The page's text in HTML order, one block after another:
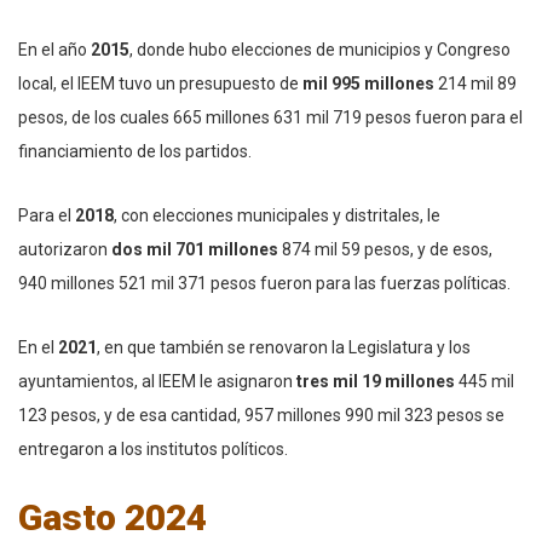
En el año 2015, donde hubo elecciones de municipios y Congreso
local, el IEEM tuvo un presupuesto de mil 995 millones 214 mil 89
pesos, de los cuales 665 millones 631 mil 719 pesos fueron para el
financiamiento de los partidos.
Para el 2018, con elecciones municipales y distritales, le
autorizaron dos mil 701 millones 874 mil 59 pesos, y de esos,
940 millones 521 mil 371 pesos fueron para las fuerzas políticas.
En el 2021, en que también se renovaron la Legislatura y los
ayuntamientos, al IEEM le asignaron tres mil 19 millones 445 mil
123 pesos, y de esa cantidad, 957 millones 990 mil 323 pesos se
entregaron a los institutos políticos.
Gasto 2024